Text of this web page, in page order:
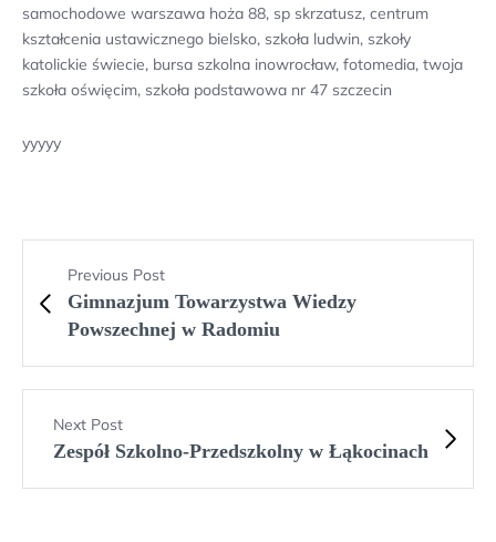
samochodowe warszawa hoża 88, sp skrzatusz, centrum
kształcenia ustawicznego bielsko, szkoła ludwin, szkoły
katolickie świecie, bursa szkolna inowrocław, fotomedia, twoja
szkoła oświęcim, szkoła podstawowa nr 47 szczecin
yyyyy
Previous Post
Gimnazjum Towarzystwa Wiedzy
Powszechnej w Radomiu
Next Post
Zespół Szkolno-Przedszkolny w Łąkocinach